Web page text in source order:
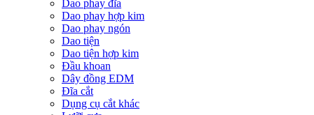
Dao phay đĩa
Dao phay hợp kim
Dao phay ngón
Dao tiện
Dao tiện hợp kim
Đầu khoan
Dây đồng EDM
Đĩa cắt
Dụng cụ cắt khác